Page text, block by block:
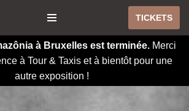
TICKETS
à Bruxelles est terminée. Merci
à Tour & Taxis et à bientôt pour une
autre exposition !